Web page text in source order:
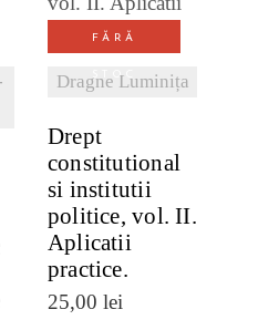
FĂRĂ
STOC
Dragne Luminița
DETALII
Drept
constitutional
si institutii
politice, vol. II.
Aplicatii
practice.
25,00 lei